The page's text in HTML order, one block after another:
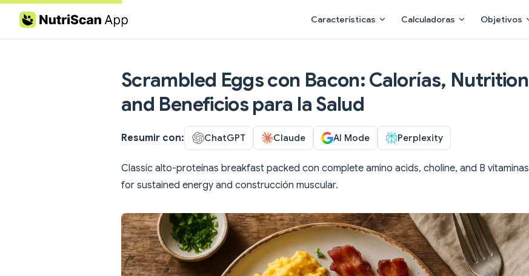
Skip to content Características Calculadoras Objetivos
Scrambled Eggs con Bacon: Calorías, Nutrition
and Beneficios para la Salud
Resumir con: ChatGPT Claude AI Mode Perplexity
Classic alto-proteínas breakfast packed con complete amino acids, choline, and B vitaminas
for sustained energy and construcción muscular.